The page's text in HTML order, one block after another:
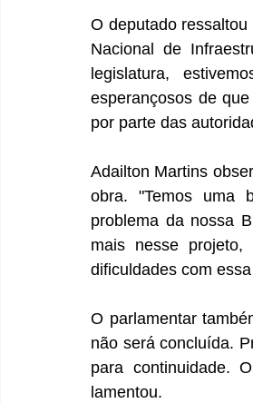
O deputado
Nacional de
legislatura,
esperançosos de
por parte das
Adailton Martins
obra. "Temos uma
problema da nossa
mais nesse
dificuldades com
O parlamentar
não será concluída.
para continuidade.
lamentou.